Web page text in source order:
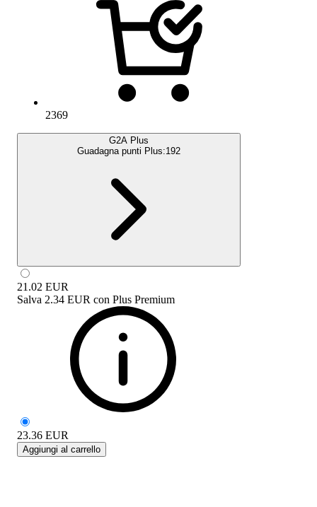
2369
G2A Plus
Guadagna punti Plus:192
21.02 EUR
Salva 2.34 EUR con Plus Premium
23.36 EUR
Aggiungi al carrello